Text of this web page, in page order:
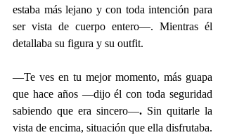
estaba más lejano y con toda intención para
ser vista de cuerpo entero—. Mientras él
detallaba su figura y su outfit.
—Te ves en tu mejor momento, más guapa
que hace años —dijo él con toda seguridad
sabiendo que era sincero—. Sin quitarle la
vista de encima, situación que ella disfrutaba.